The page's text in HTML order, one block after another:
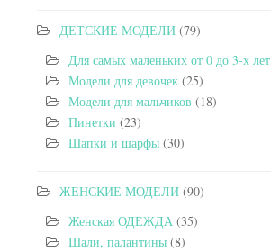
ДЕТСКИЕ МОДЕЛИ (79)
Для самых маленьких от 0 до 3-х лет
Модели для девочек (25)
Модели для мальчиков (18)
Пинетки (23)
Шапки и шарфы (30)
ЖЕНСКИЕ МОДЕЛИ (90)
Женская ОДЕЖДА (35)
Шали, палантины (8)